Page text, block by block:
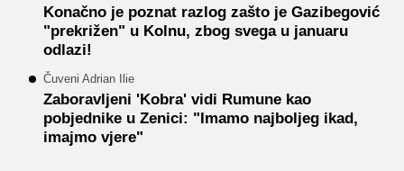
Konačno je poznat razlog zašto je Gazibegović
"prekrižen" u Kolnu, zbog svega u januaru
odlazi!
Čuveni Adrian Ilie
Zaboravljeni 'Kobra' vidi Rumune kao
pobjednike u Zenici: "Imamo najboljeg ikad,
imajmo vjere"